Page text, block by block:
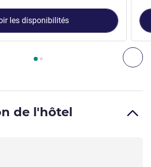
1 : TRIPLE - Chambre avec un
les disponibilités
de l'hôtel